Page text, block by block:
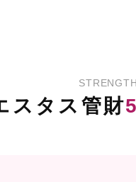
STRENGTH
スタス管財5